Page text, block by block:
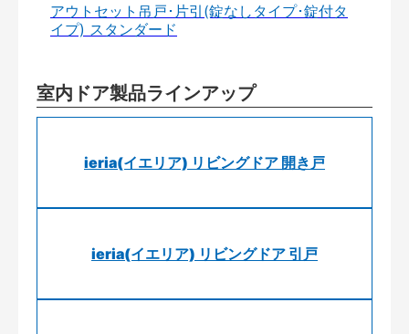
アウトセット吊戸･片引(錠なしタイプ･錠付タ
イプ) スタンダード
室内ドア製品ラインアップ
ieria(イエリア) リビングドア 開き戸
ieria(イエリア) リビングドア 引戸